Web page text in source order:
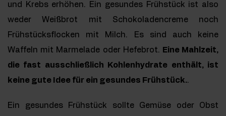
und Krebs erhöhen. Ein gesundes Frühstück ist also
weder Weißbrot mit Schokoladencreme noch
Frühstücksflocken mit Milch. Es sind auch keine
Waffeln mit Marmelade oder Hefebrot.
Eine Mahlzeit,
die fast ausschließlich Kohlenhydrate enthält, ist
keine gute Idee für ein gesundes Frühstück..
Ein gesundes Frühstück sollte Gemüse oder Obst